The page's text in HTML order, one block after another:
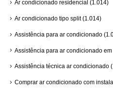
Ar condicionado residencial (1.014)
Ar condicionado tipo split(1.014)
Assistência para ar condicionado
Assistência para ar condicionado
Assistência técnica ar condicionado
Comprar ar condicionado com